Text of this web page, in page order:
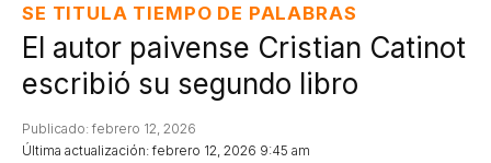
SE TITULA TIEMPO DE PALABRAS
El autor paivense Cristian Catinot
escribió su segundo libro
Última actualización: febrero 12, 2026 9:45 am
Publicado: febrero 12, 2026